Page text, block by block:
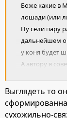
Боже какие в
лошади (или
Ну сели пару
дальнейшем
у коня будет
А автору я
заниматься
будет
Выглядеть то
сухожильно-